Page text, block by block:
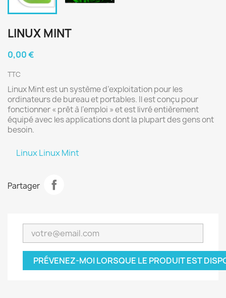
LINUX MINT
0,00 €
TTC
Linux Mint est un système d’exploitation pour les
ordinateurs de bureau et portables. Il est conçu pour
fonctionner « prêt à l’emploi » et est livré entièrement
équipé avec les applications dont la plupart des gens ont
besoin.
Linux Linux Mint
Partager
PRÉVENEZ-MOI LORSQUE LE PRODUIT EST